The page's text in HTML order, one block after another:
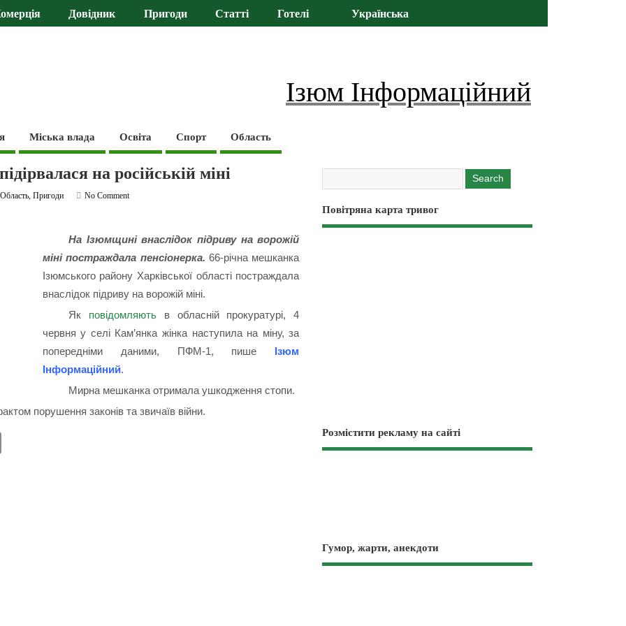
Довідник Пригоди Статті Готелі Українська
Ізюм Інформаційний
Міська влада Освіта Спорт Область
на російській міні
Область,Пригоди
No Comment
На Ізюмщині внаслідок підриву на ворожій
міні постраждала пенсіонерка. 66-річна мешканка
Ізюмського району Харківської області постраждала
внаслідок підриву на ворожій міні.
Як повідомляють в обласній прокуратурі, 4
червня у селі Кам’янка жінка наступила на міну, за
попередніми даними, ПФМ-1, пише
Ізюм
Інформаційний.
Мирна мешканка отримала ушкодження стопи.
порушення законів та звичаїв війни.
Повітряна карта тривог
Розмістити рекламу на сайті
Гумор, жарти, анекдоти